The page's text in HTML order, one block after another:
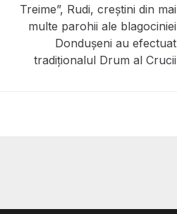
Treime”, Rudi, creștini din mai
multe parohii ale blagociniei
Dondușeni au efectuat
tradiționalul Drum al Crucii